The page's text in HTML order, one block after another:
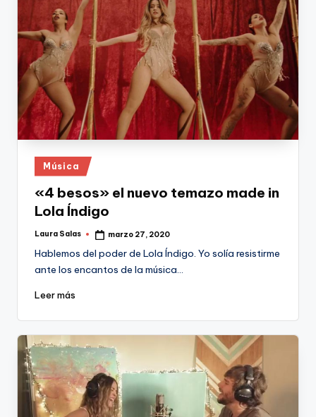
Publicado
en
Música
«4 besos» el nuevo temazo made in
Lola Índigo
Publicado
Laura Salas marzo 27, 2020
Hablemos del poder de Lola Índigo. Yo solía resistirme
ante los encantos de la música…
Leer más